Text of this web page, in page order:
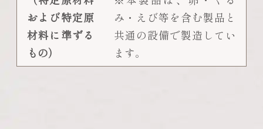
および特定原
材料に準ずる
もの）
み・えび等を含む製品と
共通の設備で製造してい
ます。